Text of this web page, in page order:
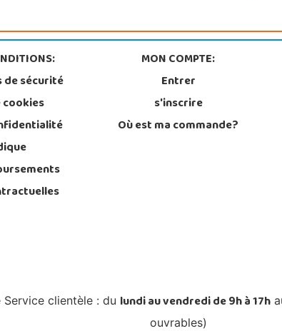
sécurité
MON COMPTE:
Entrer
s'inscrire
Où est ma commande?
Service clientèle : du lundi au vendredi de 9h à 17h
ouvrables)